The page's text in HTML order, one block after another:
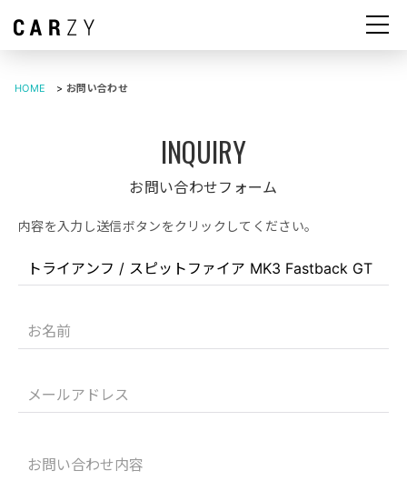
HOME > お問い合わせ
お問い合わせフォーム
内容を入力し送信ボタンをクリックしてください。